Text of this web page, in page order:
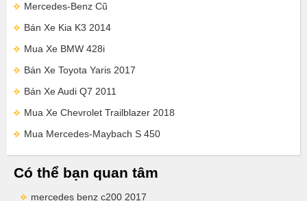
Mercedes-Benz Cũ
Bán Xe Kia K3 2014
Mua Xe BMW 428i
Bán Xe Toyota Yaris 2017
Bán Xe Audi Q7 2011
Mua Xe Chevrolet Trailblazer 2018
Mua Mercedes-Maybach S 450
Có thể bạn quan tâm
mercedes benz c200 2017